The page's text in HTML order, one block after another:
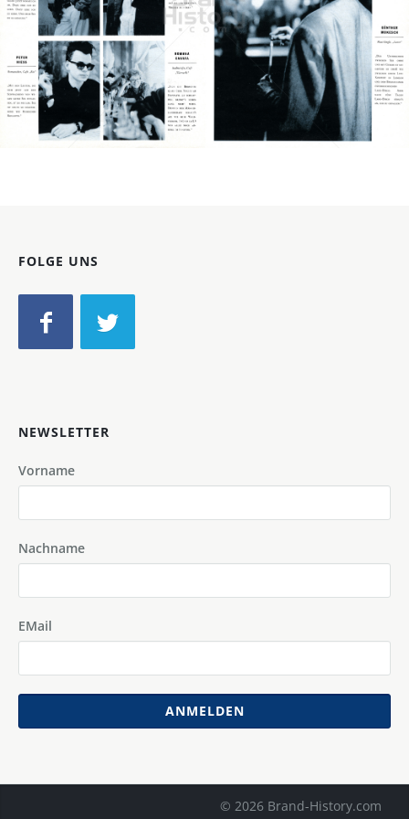
WIENER WIENER Verlags GmbH & Co KG 1987
Bild-ID: 19450
FOLGE UNS
NEWSLETTER
Vorname
Nachname
EMail
ANMELDEN
© 2026 Brand-History.com